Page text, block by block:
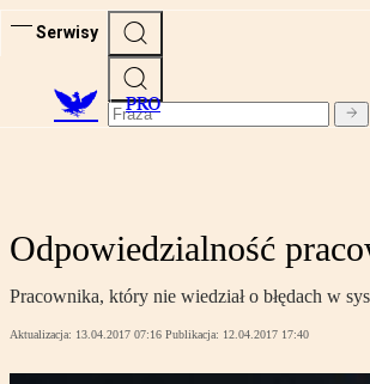
Serwisy
PRO
Odpowiedzialność
Pracownika, który nie wiedział o błędach w
Aktualizacja: 13.04.2017 07:16 Publikacja: 12.04.2017 17:40